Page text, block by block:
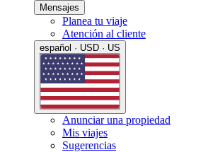
Mensajes
Planea tu viaje
Atención al cliente
español · USD · US
Anunciar una propiedad
Mis viajes
Sugerencias